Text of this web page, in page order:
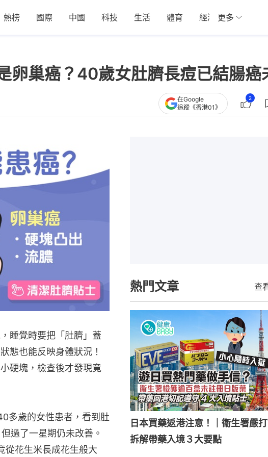
熱榜 國際 中國 科技 生活 體育 經濟 01深圳
更多
卵巢癌？40歲女肚臍長痘已結腸癌
在Google
追蹤《香港01》
2
睡覺時要把「肚臍」蓋
態也能反映身體狀況！
硬塊，檢查後才發現竟
多歲的女性患者，看到肚
過了一星期仍未改善。
從花生米長成花生般大
熱門文章 查
日本買藥返港注意！｜衞生署嚴
拆解帶藥入境３大要點